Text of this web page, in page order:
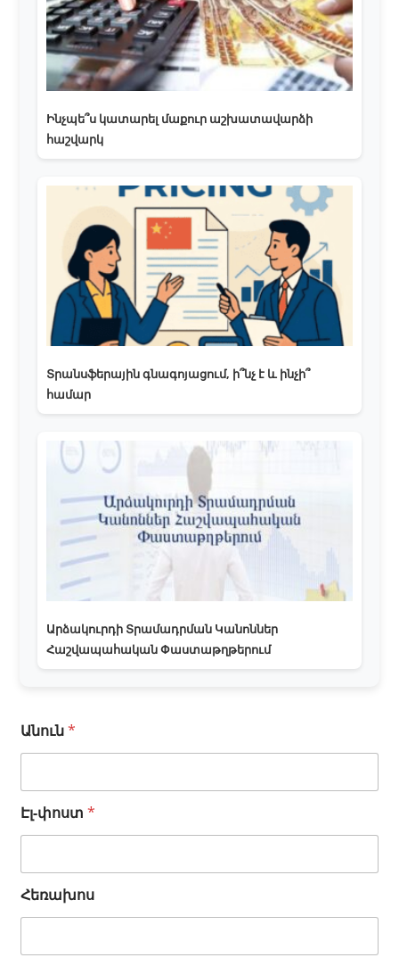
Ինչպե՞ս կատարել մաքուր աշխատավարձի
հաշվարկ
Տրանսֆերային գնագոյացում, ի՞նչ է և ինչի՞
համար
Արձակուրդի Տրամադրման Կանոններ
Հաշվապահական Փաստաթղթերում
Անուն*
Ա
Է
լ
Էլ-փոստ*
Հեռախոս